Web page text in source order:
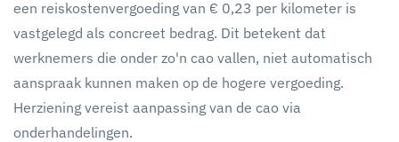
een reiskostenvergoeding van € 0,23 per kilometer is
vastgelegd als concreet bedrag. Dit betekent dat
werknemers die onder zo'n cao vallen, niet automatisch
aanspraak kunnen maken op de hogere vergoeding.
Herziening vereist aanpassing van de cao via
onderhandelingen.